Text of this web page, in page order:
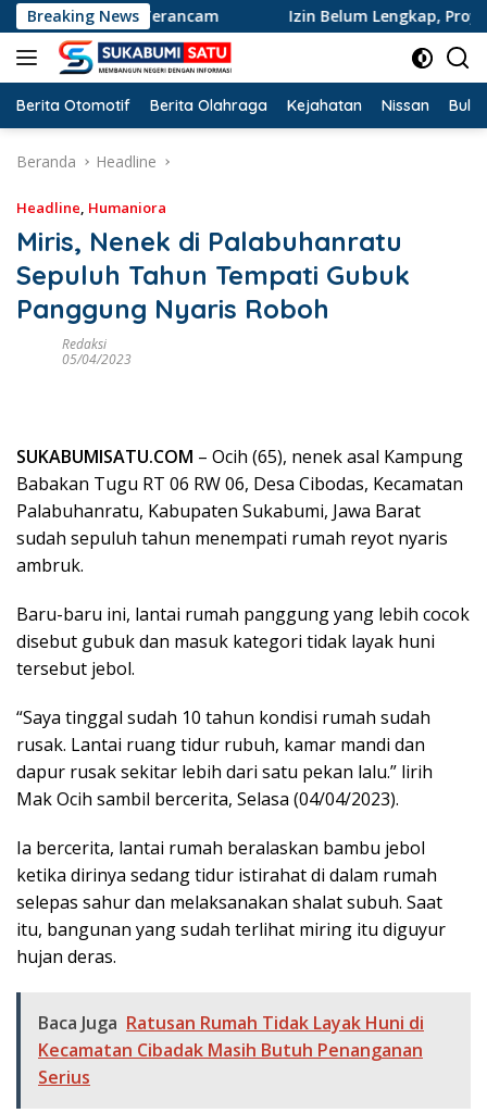
Langsung
ke
konten
Breaking News
Terancam Izin Belum Lengkap, Proyek Alfamart
Berita Otomotif Berita Olahraga Kejahatan Nissan
Beranda Headline
Headline, Humaniora
Miris, Nenek di Palabuhanratu
Sepuluh Tahun Tempati Gubuk
Panggung Nyaris Roboh
Redaksi
05/04/2023
SUKABUMISATU.COM – Ocih (65), nenek asal Kampung
Babakan Tugu RT 06 RW 06, Desa Cibodas, Kecamatan
Palabuhanratu, Kabupaten Sukabumi, Jawa Barat
sudah sepuluh tahun menempati rumah reyot nyaris
ambruk.
Baru-baru ini, lantai rumah panggung yang lebih cocok
disebut gubuk dan masuk kategori tidak layak huni
tersebut jebol.
“Saya tinggal sudah 10 tahun kondisi rumah sudah
rusak. Lantai ruang tidur rubuh, kamar mandi dan
dapur rusak sekitar lebih dari satu pekan lalu.” lirih
Mak Ocih sambil bercerita, Selasa (04/04/2023).
Ia bercerita, lantai rumah beralaskan bambu jebol
ketika dirinya sedang tidur istirahat di dalam rumah
selepas sahur dan melaksanakan shalat subuh. Saat
itu, bangunan yang sudah terlihat miring itu diguyur
hujan deras.
Baca Juga Ratusan Rumah Tidak Layak Huni di
Kecamatan Cibadak Masih Butuh Penanganan
Serius